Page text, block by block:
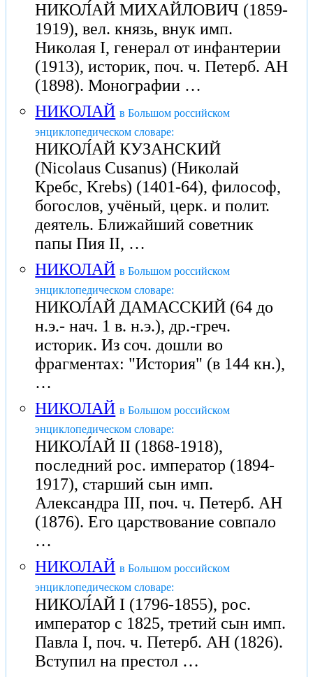
НИКОЛ́АЙ МИХАЙЛОВИЧ (1859-
1919), вел. князь, внук имп.
Николая I, генерал от инфантерии
(1913), историк, поч. ч. Петерб. АН
(1898). Монографии …
НИКОЛАЙ в Большом российском
энциклопедическом словаре:
НИКОЛ́АЙ КУЗАНСКИЙ
(Nicolaus Cusanus) (Николай
Кребс, Krеbs) (1401-64), философ,
богослов, учёный, церк. и полит.
деятель. Ближайший советник
папы Пия II, …
НИКОЛАЙ в Большом российском
энциклопедическом словаре:
НИКОЛ́АЙ ДАМАССКИЙ (64 до
н.э.- нач. 1 в. н.э.), др.-греч.
историк. Из соч. дошли во
фрагментах: "История" (в 144 кн.),
…
НИКОЛАЙ в Большом российском
энциклопедическом словаре:
НИКОЛ́АЙ II (1868-1918),
последний рос. император (1894-
1917), старший сын имп.
Александра III, поч. ч. Петерб. АН
(1876). Его царствование совпало
…
НИКОЛАЙ в Большом российском
энциклопедическом словаре:
НИКОЛ́АЙ I (1796-1855), рос.
император с 1825, третий сын имп.
Павла I, поч. ч. Петерб. АН (1826).
Вступил на престол …